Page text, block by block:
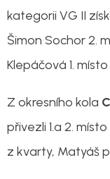
kategorii VG II
Šimon Sochor 2.
Klepáčová 1.
Z okresního kola
přivezli 1.a 2.
z kvarty, Matyáš